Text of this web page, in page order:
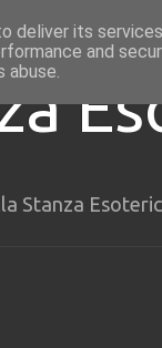
Stanza
deliver its
and
abuse.